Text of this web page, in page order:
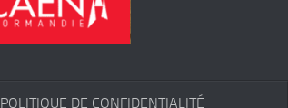
POLITIQUE DE CONFIDENTIALITÉ